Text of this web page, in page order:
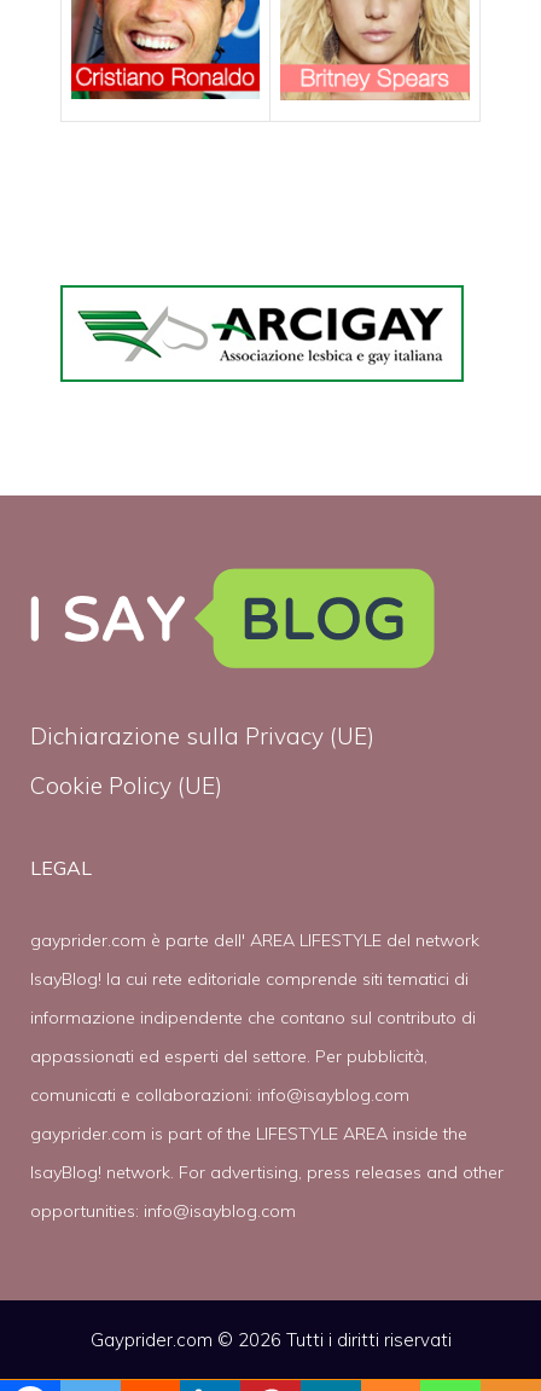
Dichiarazione sulla Privacy (UE)
Cookie Policy (UE)
LEGAL
gayprider.com è parte dell' AREA LIFESTYLE del network
IsayBlog! la cui rete editoriale comprende siti tematici di
informazione indipendente che contano sul contributo di
appassionati ed esperti del settore. Per pubblicità,
comunicati e collaborazioni: info@isayblog.com
gayprider.com is part of the LIFESTYLE AREA inside the
IsayBlog! network. For advertising, press releases and other
opportunities: info@isayblog.com
Gayprider.com © 2026 Tutti i diritti riservati